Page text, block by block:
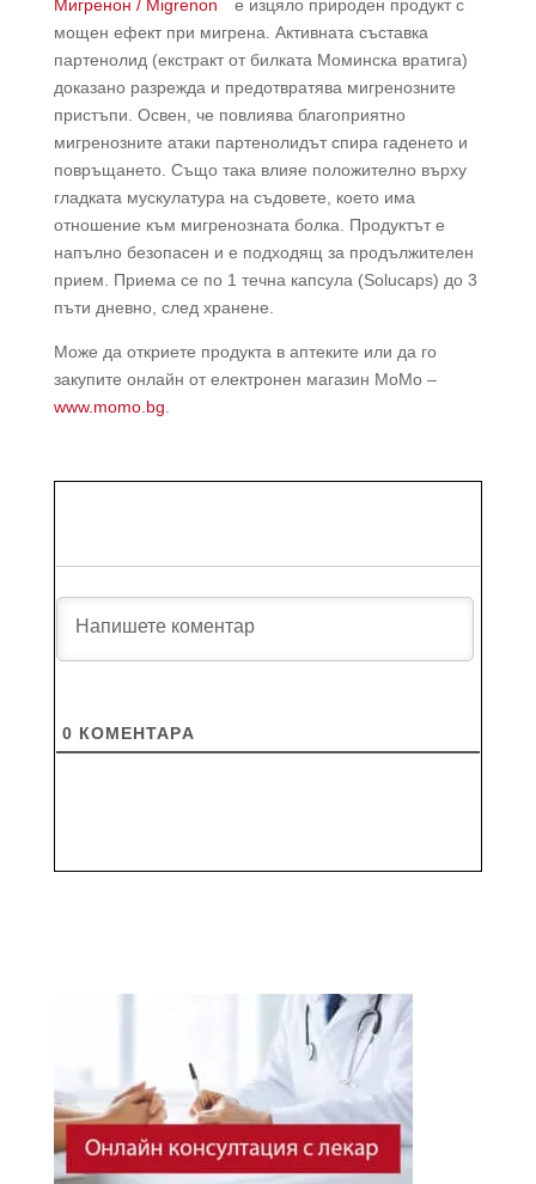
Мигренон / Migrenon
е изцяло природен продукт с
мощен ефект при мигрена. Активната съставка
партенолид (екстракт от билката Моминска вратига)
доказано разрежда и предотвратява мигренозните
пристъпи. Освен, че повлиява благоприятно
мигренозните атаки партенолидът спира гаденето и
повръщането. Също така влияе положително върху
гладката мускулатура на съдовете, което има
отношение към мигренозната болка. Продуктът е
напълно безопасен и е подходящ за продължителен
прием. Приема се по 1 течна капсула (Solucaps) до 3
пъти дневно, след хранене.
Може да откриете продукта в аптеките или да го
закупите онлайн от електронен магазин МоМо –
www.momo.bg
0 КОМЕНТАРA